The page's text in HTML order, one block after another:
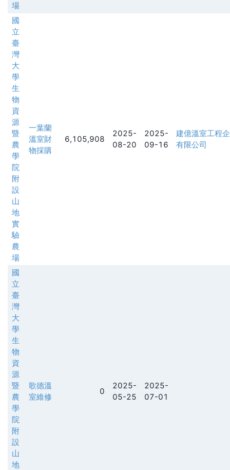
場
國
立
臺
灣
大
學
生
物
資
源
暨
農
學
院
附
設
山
地
實
驗
農
場
一葉蘭
溫室財
物採購
6,105,908
2025-
08-20
2025-
09-16
建億溫室工程
有限公司
國
立
臺
灣
大
學
生
物
資
源
暨
農
學
院
附
設
山
地
歌德溫
室維修
0
2025-
05-25
2025-
07-01